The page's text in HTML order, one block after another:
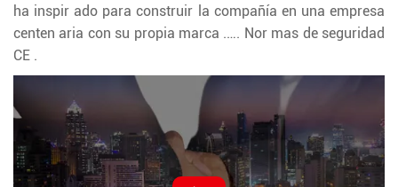
ha inspir ado para construir la compañía en una empresa
centen aria con su propia marca .…. Nor mas de seguridad
CE .